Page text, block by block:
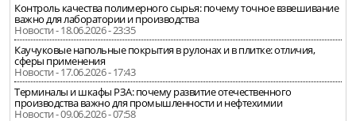
Контроль качества полимерного сырья: почему точное взвешивание
важно для лаборатории и производства
Новости - 18.06.2026 - 23:35
Каучуковые напольные покрытия в рулонах и в плитке: отличия,
сферы применения
Новости - 17.06.2026 - 17:43
Терминалы и шкафы РЗА: почему развитие отечественного
производства важно для промышленности и нефтехимии
Новости - 09.06.2026 - 07:58